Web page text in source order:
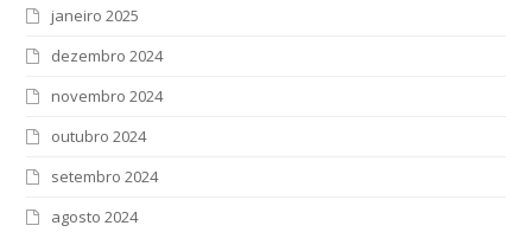
janeiro 2025
dezembro 2024
novembro 2024
outubro 2024
setembro 2024
agosto 2024